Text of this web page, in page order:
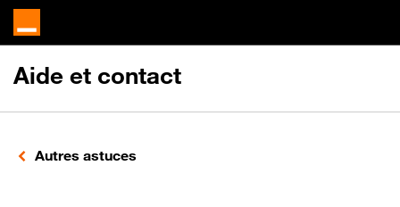
Aide et contact
Autres astuces